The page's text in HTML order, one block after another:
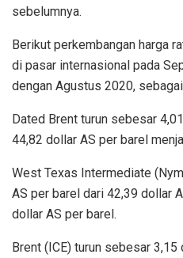
sebelumnya.
Berikut perkembangan harga
di pasar internasional pada
dengan Agustus 2020,
Dated Brent turun sebesar
44,82 dollar AS per barel
West Texas Intermediate
AS per barel dari 42,39 dollar
dollar AS per barel.
Brent (ICE) turun sebesar